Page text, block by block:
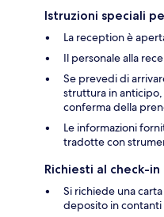
Istruzioni speciali
La reception è
Il personale alla
Se prevedi di
struttura in
conferma della
Le informazioni
tradotte con
Richiesti al check-in
Si richiede una
deposito in contanti